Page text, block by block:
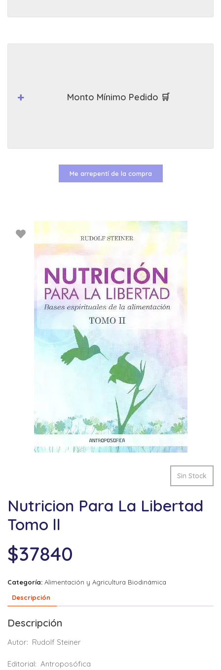
Sin Stock
Nutricion Para La Libertad
Tomo ll
$37840
Categoría: Alimentación y Agricultura Biodinámica
Descripción
Descripción
Autor: Rudolf Steiner
Editorial: Antroposófica
Monto Mínimo Pedido 🛒
Me arrepentí de la compra